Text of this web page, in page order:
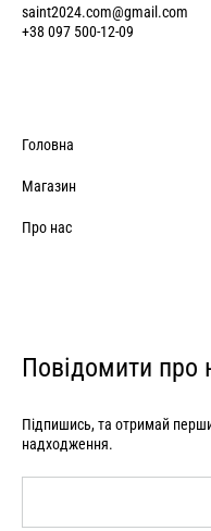
saint2024.com@gmail.com
+38 097 500-12-09
Головна
Магазин
Про нас
Повідомити про
Підпишись, та отримай
надходження.